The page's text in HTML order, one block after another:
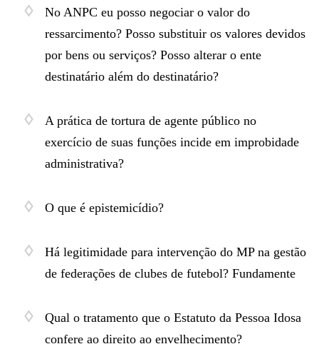
No ANPC eu posso negociar o valor do
ressarcimento? Posso substituir os valores devidos
por bens ou serviços? Posso alterar o ente
destinatário além do destinatário?
A prática de tortura de agente público no
exercício de suas funções incide em improbidade
administrativa?
O que é epistemicídio?
Há legitimidade para intervenção do MP na gestão
de federações de clubes de futebol? Fundamente
Qual o tratamento que o Estatuto da Pessoa Idosa
confere ao direito ao envelhecimento?